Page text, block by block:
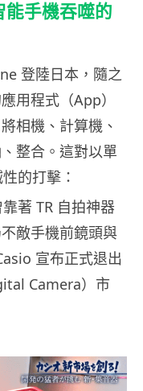
手機吞噬的
登陸日本，隨之
用程式（App）
相機、計算機、
整合。這對以單
的打擊：
著 TR 自拍神器
敵手機前鏡頭與
宣布正式退出
Camera）市